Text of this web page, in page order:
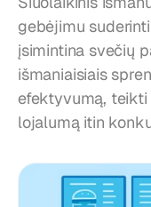
gebėjimu
įsimintina svečių
išmaniaisiais
efektyvumą,
lojalumą itin